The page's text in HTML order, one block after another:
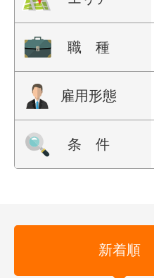
職 種
雇用形態
条 件
新着順